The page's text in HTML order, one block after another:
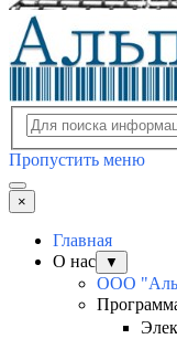
Пропустить меню
×
Главная
О нас
▼
ООО